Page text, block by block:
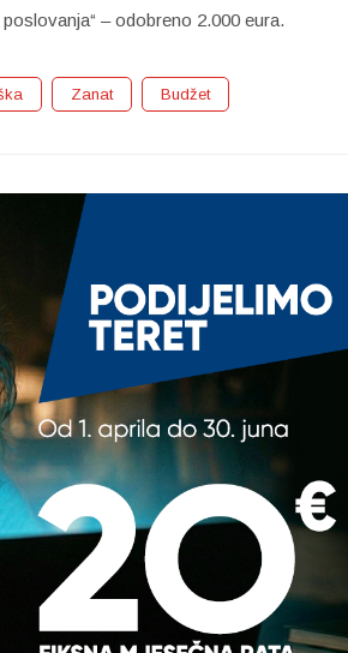
– odobreno 2.000 eura.
Zanat Budžet